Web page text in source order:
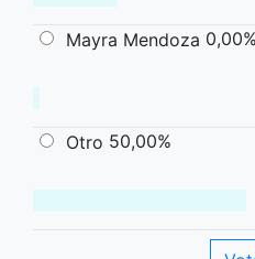
Mayra Mendoza 0,00%
Otro 50,00%